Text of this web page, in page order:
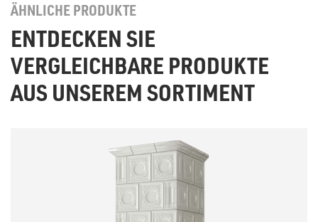
ÄHNLICHE PRODUKTE
ENTDECKEN SIE
VERGLEICHBARE PRODUKTE
AUS UNSEREM SORTIMENT